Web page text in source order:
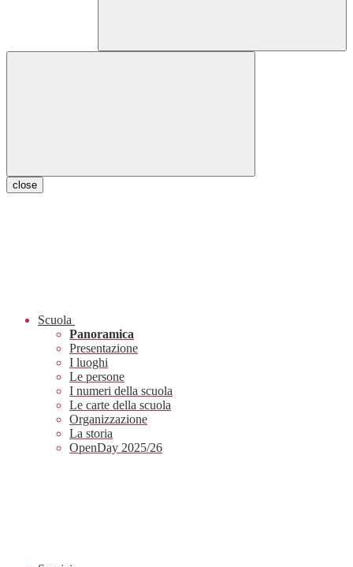
close
Scuola
Panoramica
Presentazione
I luoghi
Le persone
I numeri della scuola
Le carte della scuola
Organizzazione
La storia
OpenDay 2025/26